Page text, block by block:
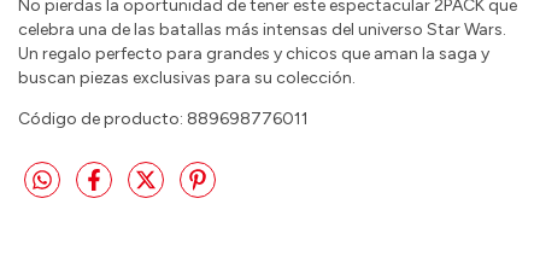
No pierdas la oportunidad de tener este espectacular 2PACK que
celebra una de las batallas más intensas del universo Star Wars.
Un regalo perfecto para grandes y chicos que aman la saga y
buscan piezas exclusivas para su colección.
Código de producto: 889698776011